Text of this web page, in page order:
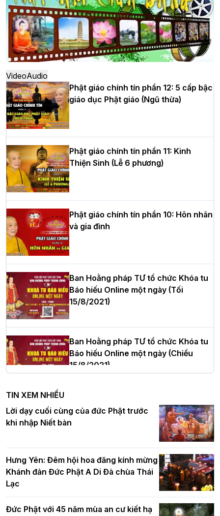
Hà Nội: Ngày tu học cuối cùng khép lại
khóa sinh hoạt Phật pháp mùa hè lần
thứ XIV tại chùa Bằng
Học yêu thương trong ngày tu tập thứ
tư của Khóa sinh hoạt Phật pháp mùa
hè tại chùa Bằng
HT.Thích Thọ Lạc được suy cử làm tân
Trưởng BTS GHPGVN tỉnh Nghệ An
Hòa thượng Thích Quảng Tùng tái đắc
cử Trưởng BTS GHPGVN thành phố Hải
Phòng nhiệm kỳ 2026 – 2031
Thượng tọa Thích Tâm Chính được suy
cử tân Trưởng ban Trị sự GHPGVN tỉnh
Hà Nội: Tăng Ni Trường hạ Bồ Đề trang
nghiêm tác pháp Tiền an cư PL.2570 –
DL.2026
chúc mừng Phật đản BTS GHPGVN TP.
Hà Nội
Hơn 5.000 người tham dự diễu hành,
VideoAudio
Phật giáo chính tín phần 12: 5 cấp bậc
giáo dục Phật giáo (Ngũ thừa)
Phật giáo chính tín phần 11: Kinh
Thiện Sinh (Lễ 6 phương)
Phật giáo chính tín phần 10: Hôn nhân
và gia đình
Ban Hoằng pháp TƯ tổ chức Khóa tu
Báo hiếu Online một ngày (Tối
15/8/2021)
Ban Hoằng pháp TƯ tổ chức Khóa tu
Báo hiếu Online một ngày (Chiều
15/8/2021)
Ban Hoằng pháp TƯ tổ chức Khóa tu
Báo hiếu Online một ngày (Sáng
15/8/2021)
Tinh thần yêu nước của Phật giáo
TIN XEM NHIỀU
Lời dạy cuối cùng của đức Phật trước
khi nhập Niết bàn
Hưng Yên: Đêm hội hoa đăng kính mừng
Khánh đản Đức Phật A Di Đà chùa Thái
Lạc
Đức Phật với 45 năm mùa an cư kiết hạ